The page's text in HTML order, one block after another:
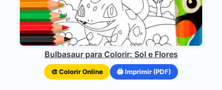
Bulbasaur para Colorir: Sol e Flores
🎨 Colorir Online 🖨️ Imprimir (PDF)